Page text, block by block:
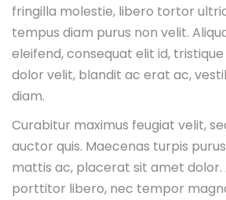
fringilla molestie, libero tortor
tempus diam purus non velit.
eleifend, consequat elit id, tristique
dolor velit, blandit ac erat ac,
diam.
Curabitur maximus feugiat velit,
auctor quis. Maecenas turpis
mattis ac, placerat sit amet dolor.
porttitor libero, nec tempor